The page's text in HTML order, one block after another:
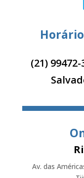
(21) 99472-
Av. das